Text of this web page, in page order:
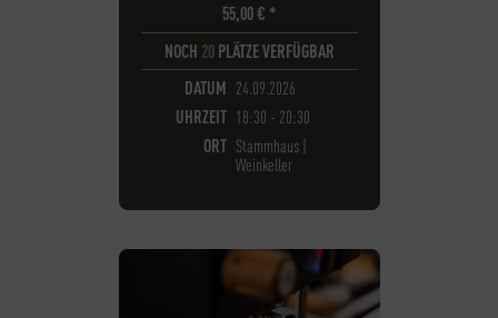
55,00€ *
NOCH 20PLÄTZE VERFÜGBAR
DATUM 24.09.2026
UHRZEIT 18:30 - 20:30
ORT Stammhaus |
Weinkeller